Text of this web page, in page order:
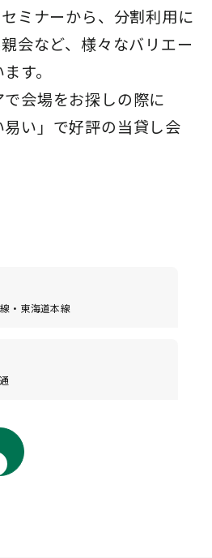
ミナーから、分割利用に
会など、様々なバリエー
す。
会場をお探しの際に
い」で好評の当貸し会
・東海道本線